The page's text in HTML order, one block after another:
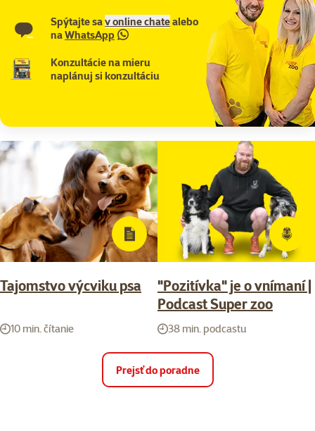
Spýtajte sav online chatealebo
naWhatsApp
Konzultácie na mieru
naplánuj si konzultáciu
Tajomstvo výcviku psa
10 min. čítanie
"Pozitívka" je o vnímaní |
Podcast Super zoo
38 min. podcastu
Prejsť do poradne